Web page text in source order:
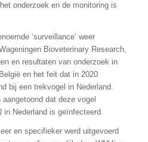
onderzoek en de monitoring is
‘surveillance’ weer
Bioveterinary Research,
en resultaten van onderzoek in
en het feit dat in 2020
bij een trekvogel in Nederland.
dat deze vogel
in Nederland is geïnfecteerd.
en specifieker werd uitgevoerd